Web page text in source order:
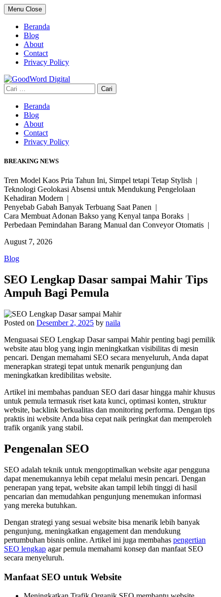
Skip
to
content
Menu Close
Beranda
Blog
About
Contact
Privacy Policy
Cari
untuk:
Beranda
Blog
About
Contact
Privacy Policy
BREAKING NEWS
Tren Model Kaos Pria Tahun Ini, Simpel tetapi Tetap Stylish |
Teknologi Geolokasi Absensi untuk Mendukung Pengelolaan
Kehadiran Modern |
Penyebab Gabah Banyak Terbuang Saat Panen |
Cara Membuat Adonan Bakso yang Kenyal tanpa Boraks |
Perbedaan Pemindahan Barang Manual dan Conveyor Otomatis |
August 7, 2026
Blog
SEO Lengkap Dasar sampai Mahir Tips
Ampuh Bagi Pemula
Posted on Desember 2, 2025 by naila
Menguasai SEO Lengkap Dasar sampai Mahir penting bagi pemilik
website atau blog yang ingin meningkatkan visibilitas di mesin
pencari. Dengan memahami SEO secara menyeluruh, Anda dapat
menerapkan strategi tepat untuk menarik pengunjung dan
meningkatkan kredibilitas website.
Artikel ini membahas panduan SEO dari dasar hingga mahir khusus
untuk pemula termasuk riset kata kunci, optimasi konten, struktur
website, backlink berkualitas dan monitoring performa. Dengan tips
praktis ini website Anda bisa cepat naik peringkat dan memperoleh
trafik organik yang stabil.
Pengenalan SEO
SEO adalah teknik untuk mengoptimalkan website agar pengguna
dapat menemukannya lebih cepat melalui mesin pencari. Dengan
penerapan yang tepat, website akan tampil lebih tinggi di hasil
pencarian dan memudahkan pengunjung menemukan informasi
yang mereka butuhkan.
Dengan strategi yang sesuai website bisa menarik lebih banyak
pengunjung, meningkatkan engagement dan mendukung
pertumbuhan bisnis online. Artikel ini juga membahas pengertian
SEO lengkap agar pemula memahami konsep dan manfaat SEO
secara menyeluruh.
Manfaat SEO untuk Website